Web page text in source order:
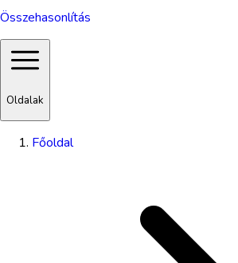
Összehasonlítás
Oldalak
Főoldal